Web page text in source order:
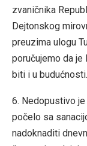
zvaničnika
Dejtonskog
preuzima ulogu
poručujemo da
biti i u budućnosti.
6. Nedopustivo
počelo sa
nadoknaditi